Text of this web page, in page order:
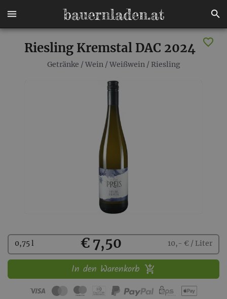
Riesling Kremstal DAC 2024
Getränke / Wein/ Weißwein/ Riesling
Kaufen
0,75 l € 7,50 10,- € / Liter
In den Warenkorb